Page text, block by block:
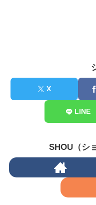
X
LINE
SHOU（シ